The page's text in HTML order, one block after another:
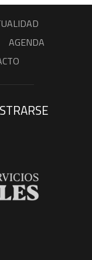
AGENDA